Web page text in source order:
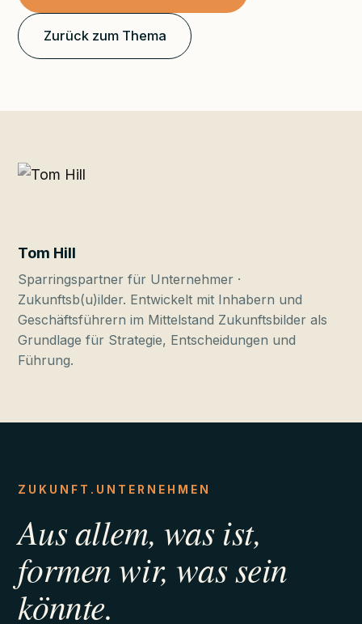
Zurück zum Thema
Tom Hill
Sparringspartner für Unternehmer ·
Zukunftsb(u)ilder. Entwickelt mit Inhabern und
Geschäftsführern im Mittelstand Zukunftsbilder als
Grundlage für Strategie, Entscheidungen und
Führung.
ZUKUNFT.UNTERNEHMEN
Aus allem, was ist,
formen wir, was sein
könnte.